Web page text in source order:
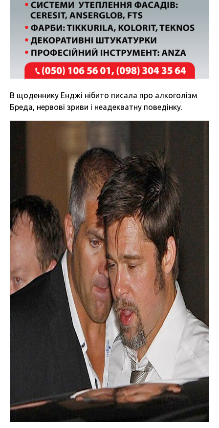
В щоденнику Енджі нібито писала про алкоголізм
Бреда, нервові зриви і неадекватну поведінку.